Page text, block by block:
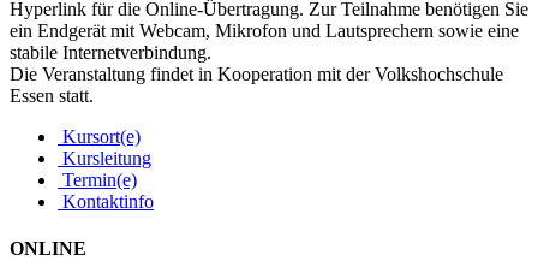
Hyperlink für die Online-Übertragung. Zur Teilnahme benötigen Sie
ein Endgerät mit Webcam, Mikrofon und Lautsprechern sowie eine
stabile Internetverbindung.
Die Veranstaltung findet in Kooperation mit der Volkshochschule
Essen statt.
Kursort(e)
Kursleitung
Termin(e)
Kontaktinfo
ONLINE